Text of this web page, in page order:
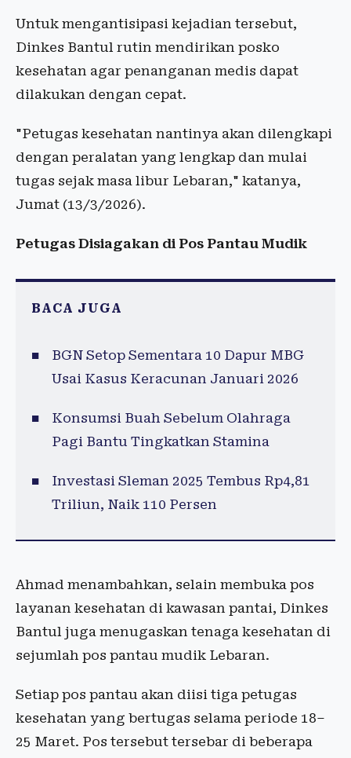
Untuk mengantisipasi kejadian tersebut,
Dinkes Bantul rutin mendirikan posko
kesehatan agar penanganan medis dapat
dilakukan dengan cepat.
"Petugas kesehatan nantinya akan dilengkapi
dengan peralatan yang lengkap dan mulai
tugas sejak masa libur Lebaran," katanya,
Jumat (13/3/2026).
Petugas Disiagakan di Pos Pantau Mudik
BACA JUGA
BGN Setop Sementara 10 Dapur MBG
Usai Kasus Keracunan Januari 2026
Konsumsi Buah Sebelum Olahraga
Pagi Bantu Tingkatkan Stamina
Investasi Sleman 2025 Tembus Rp4,81
Triliun, Naik 110 Persen
Ahmad menambahkan, selain membuka pos
layanan kesehatan di kawasan pantai, Dinkes
Bantul juga menugaskan tenaga kesehatan di
sejumlah pos pantau mudik Lebaran.
Setiap pos pantau akan diisi tiga petugas
kesehatan yang bertugas selama periode 18–
25 Maret. Pos tersebut tersebar di beberapa